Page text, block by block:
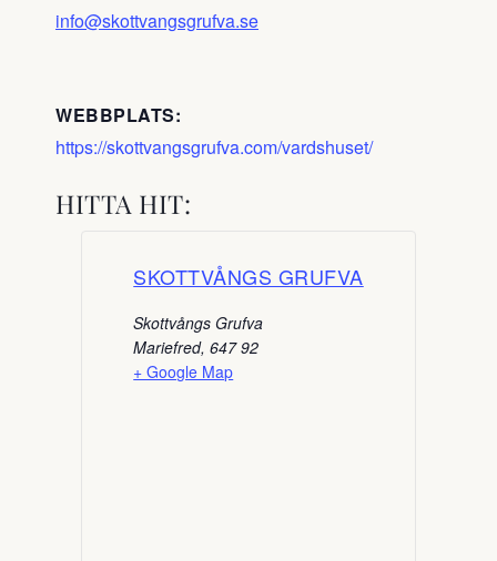
info@skottvangsgrufva.se
WEBBPLATS:
https://skottvangsgrufva.com/vardshuset/
HITTA HIT:
SKOTTVÅNGS GRUFVA
Skottvångs Grufva
Mariefred, 647 92
+ Google Map